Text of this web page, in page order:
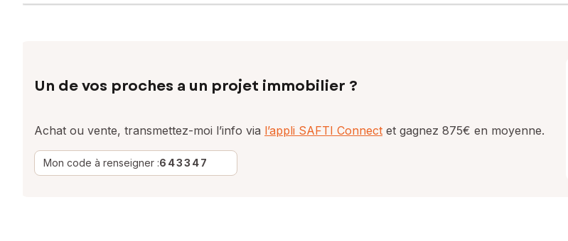
Un de vos proches a un projet immobilier ?
Achat ou vente, transmettez-moi l’info via l’appli SAFTI Connect et gagnez 875€ en moyenne.
Mon code à renseigner :643347